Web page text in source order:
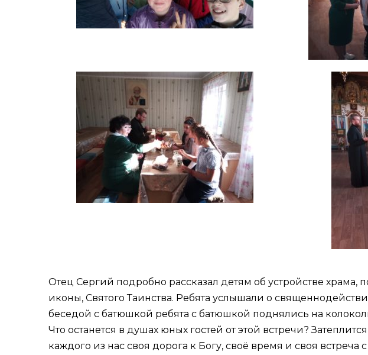
Отец Сергий подробно рассказал детям об устройстве
иконы, Святого Таинства. Ребята услышали о
беседой с батюшкой ребята с батюшкой поднялись на
Что останется в душах юных гостей от этой встречи?
каждого из нас своя дорога к Богу, своё время и своя